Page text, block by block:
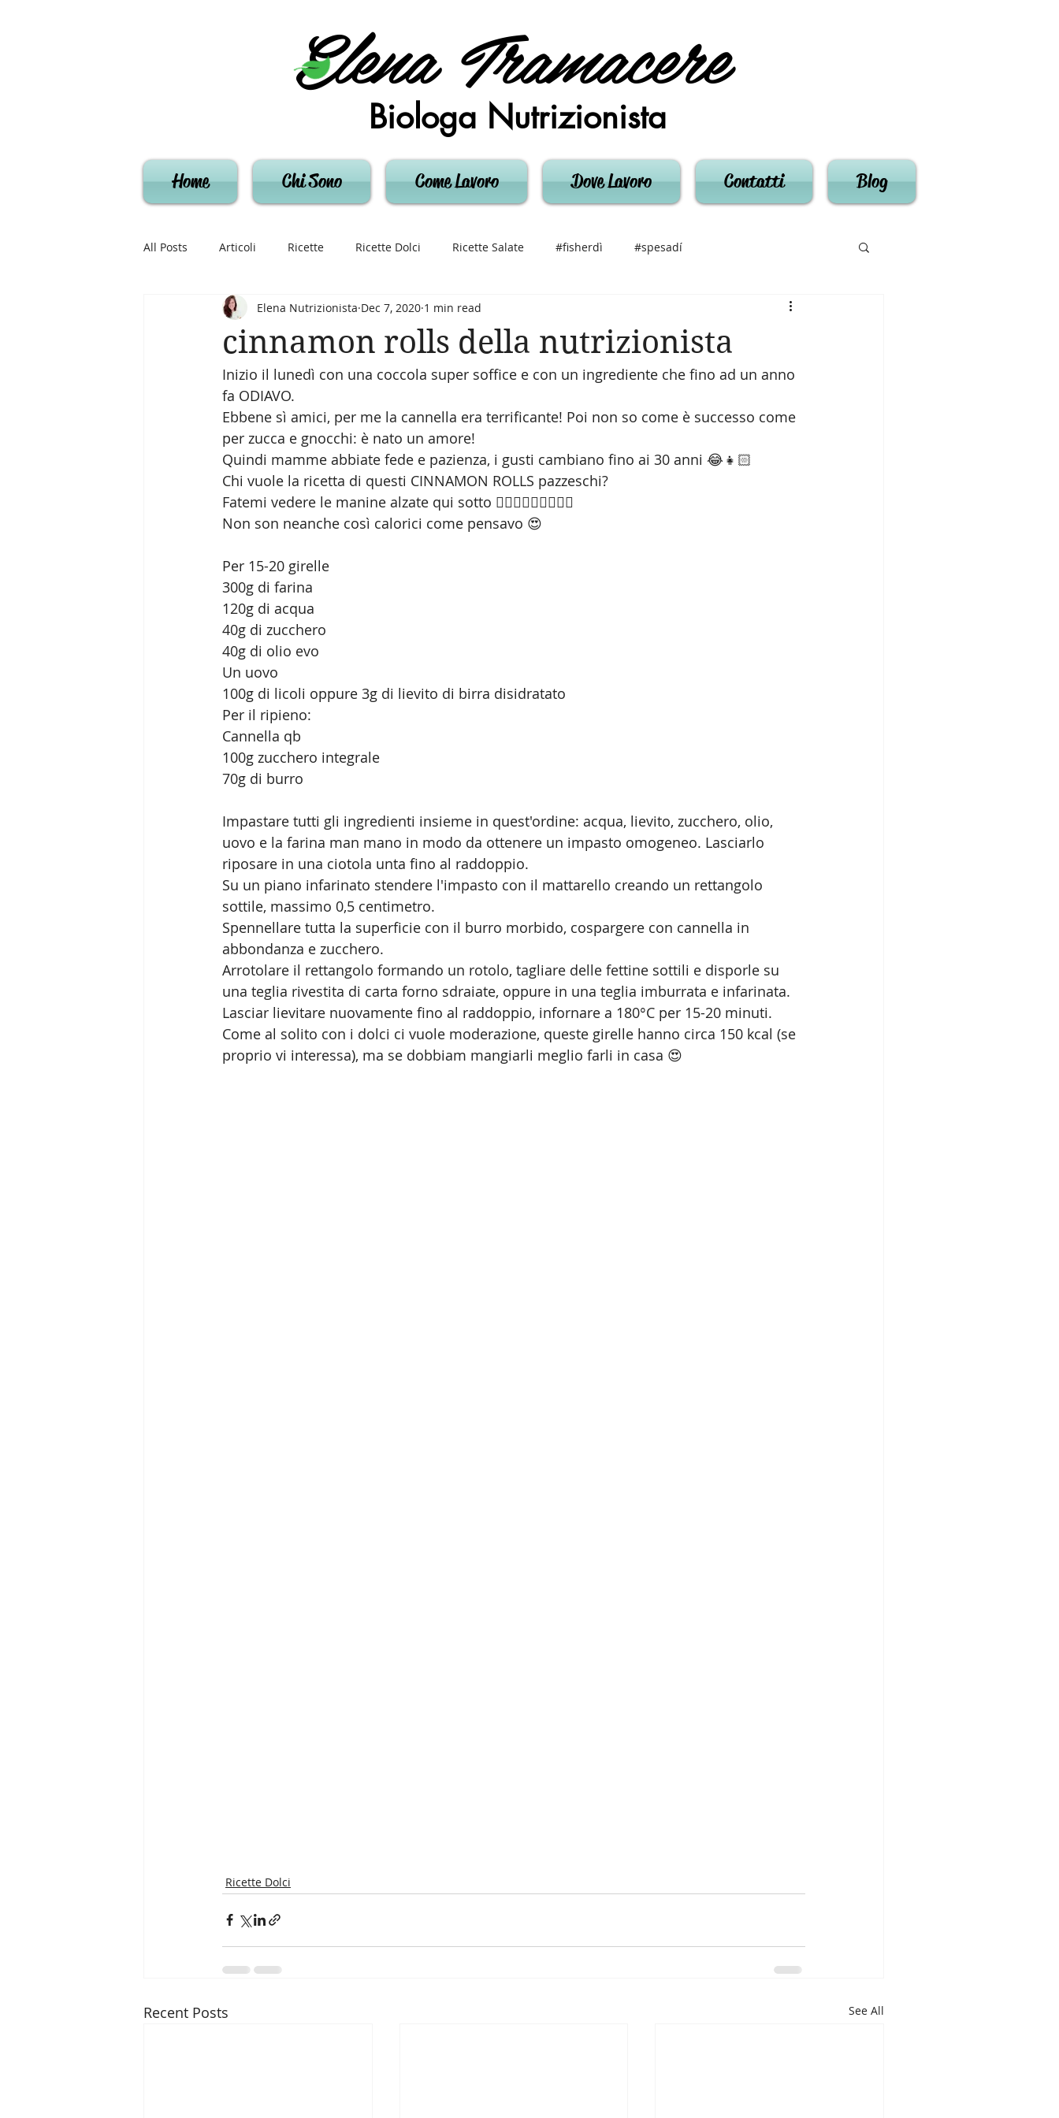
Elena Tramacere
Biologa Nutrizionista
Home Chi Sono Come Lavoro Dove Lavoro Contatti Blog
All Posts Articoli Ricette Ricette Dolci Ricette Salate #fisherdì #spesadí
cinnamon rolls della nutrizionista
Elena Nutrizionista Dec 7, 2020 1 min read
Inizio il lunedì con una coccola super soffice e con un ingrediente che fino ad un anno
fa ODIAVO.
Ebbene sì amici, per me la cannella era terrificante! Poi non so come è successo come
per zucca e gnocchi: è nato un amore!
Quindi mamme abbiate fede e pazienza, i gusti cambiano fino ai 30 anni 😂👧🏻
Chi vuole la ricetta di questi CINNAMON ROLLS pazzeschi?
Fatemi vedere le manine alzate qui sotto 🙋🏻‍♀️🙋🏻‍♀️🙋🏻‍♀️
Non son neanche così calorici come pensavo 😍
Per 15-20 girelle
300g di farina
120g di acqua
40g di zucchero
40g di olio evo
Un uovo
100g di licoli oppure 3g di lievito di birra disidratato
Per il ripieno:
Cannella qb
100g zucchero integrale
70g di burro
Impastare tutti gli ingredienti insieme in quest'ordine: acqua, lievito, zucchero, olio,
uovo e la farina man mano in modo da ottenere un impasto omogeneo. Lasciarlo
riposare in una ciotola unta fino al raddoppio.
Su un piano infarinato stendere l'impasto con il mattarello creando un rettangolo
sottile, massimo 0,5 centimetro.
Spennellare tutta la superficie con il burro morbido, cospargere con cannella in
abbondanza e zucchero.
Arrotolare il rettangolo formando un rotolo, tagliare delle fettine sottili e disporle su
una teglia rivestita di carta forno sdraiate, oppure in una teglia imburrata e infarinata.
Lasciar lievitare nuovamente fino al raddoppio, infornare a 180°C per 15-20 minuti.
Come al solito con i dolci ci vuole moderazione, queste girelle hanno circa 150 kcal (se
proprio vi interessa), ma se dobbiam mangiarli meglio farli in casa 😍
Ricette Dolci
Recent Posts See All